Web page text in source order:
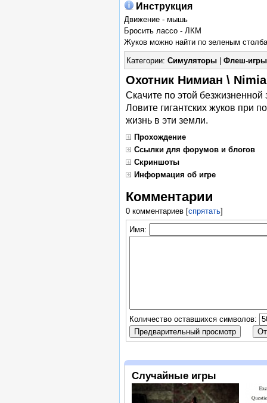
Инструкция
Движение - мышь
Бросить лассо - ЛКМ
Жуков можно найти по зеленым
Категории: Симуляторы| Флеш-игры
Охотник Нимиан \
Скачите по этой
Ловите гигантских жуков при
жизнь в эти земли.
Прохождение
Ссылки для форумов и блогов
Скриншоты
Информация об игре
Комментарии
0 комментариев[спрятать]
Имя:
Количество оставшихся символов:
Случайные игры